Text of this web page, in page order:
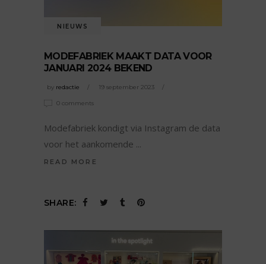
NIEUWS
MODEFABRIEK MAAKT DATA VOOR
JANUARI 2024 BEKEND
by redactie 19 september 2023
0 comments
Modefabriek kondigt via Instagram de data
voor het aankomende
READ MORE
SHARE: